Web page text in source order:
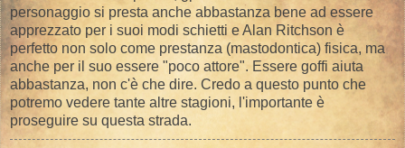
personaggio si presta anche abbastanza bene ad essere
apprezzato per i suoi modi schietti e Alan Ritchson è
perfetto non solo come prestanza (mastodontica) fisica, ma
anche per il suo essere "poco attore". Essere goffi aiuta
abbastanza, non c'è che dire. Credo a questo punto che
potremo vedere tante altre stagioni, l'importante è
proseguire su questa strada.